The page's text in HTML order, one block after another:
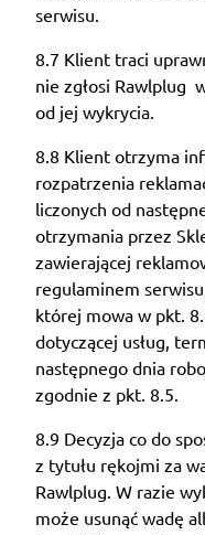
serwisu.
8.7 Klient traci
nie zgłosi Rawlplug
od jej wykrycia.
8.8 Klient otrzyma
rozpatrzenia
liczonych od
otrzymania przez
zawierającej
regulaminem
której mowa w pkt.
dotyczącej usług,
następnego dnia
zgodnie z pkt. 8.5.
8.9 Decyzja co do
z tytułu rękojmi za
Rawlplug. W razie
może usunąć wadę